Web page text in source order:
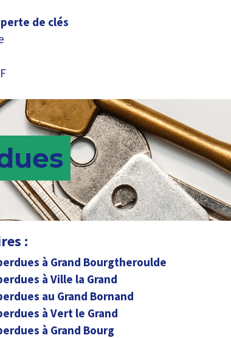
de clés
:
à Grand Bourgtheroulde
à Ville la Grand
au Grand Bornand
à Vert le Grand
à Grand Bourg